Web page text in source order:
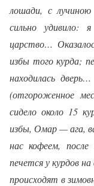
лошади, с
сильно удивило:
царство…
избы того курда;
находилась
(отгороженное
сидело около 15
избы, Омар — ага,
нас кофеем,
печется у курдов
происходят в